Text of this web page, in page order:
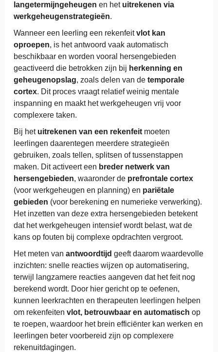
langetermijngeheugen en het uitrekenen via
werkgeheugenstrategieën.
Wanneer een leerling een rekenfeitvlot kan
oproepen, is het antwoord vaak automatisch
beschikbaar en worden vooral hersengebieden
geactiveerd die betrokken zijn bij herkenning en
geheugenopslag, zoals delen van de temporale
cortex. Dit proces vraagt relatief weinig mentale
inspanning en maakt het werkgeheugen vrij voor
complexere taken.
Bij het uitrekenen van een rekenfeit moeten
leerlingen daarentegen meerdere strategieën
gebruiken, zoals tellen, splitsen of tussenstappen
maken. Dit activeert een breder netwerk van
hersengebieden, waaronder de prefrontale cortex
(voor werkgeheugen en planning) en pariëtale
gebieden (voor berekening en numerieke verwerking).
Het inzetten van deze extra hersengebieden betekent
dat het werkgeheugen intensief wordt belast, wat de
kans op fouten bij complexe opdrachten vergroot.
Het meten van antwoordtijd geeft daarom waardevolle
inzichten: snelle reacties wijzen op automatisering,
terwijl langzamere reacties aangeven dat het feit nog
berekend wordt. Door hier gericht op te oefenen,
kunnen leerkrachten en therapeuten leerlingen helpen
om rekenfeiten vlot, betrouwbaar en automatisch op
te roepen, waardoor het brein efficiënter kan werken en
leerlingen beter voorbereid zijn op complexere
rekenuitdagingen.